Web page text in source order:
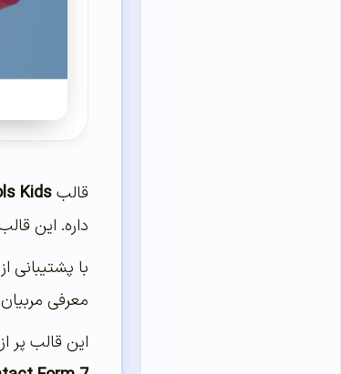
قالبKids
داره. این
با پشتیبانی از
معرفی
این قالب پر